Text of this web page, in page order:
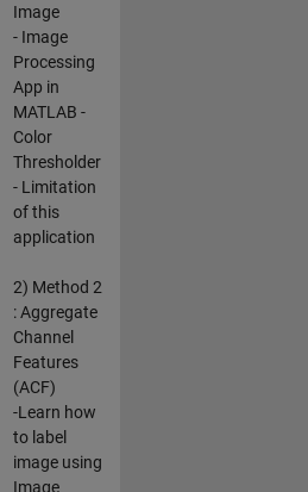
Image
- Image
Processing
App in
MATLAB -
Color
Thresholder
- Limitation
of this
application
2) Method 2
: Aggregate
Channel
Features
(ACF)
-Learn how
to label
image using
Image